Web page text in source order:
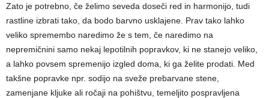
Zato je potrebno, če želimo seveda doseči red in harmonijo, tudi
rastline izbrati tako, da bodo barvno usklajene. Prav tako lahko
veliko spremembo naredimo že s tem, če naredimo na
nepremičnini samo nekaj lepotilnih popravkov, ki ne stanejo veliko,
a lahko povsem spremenijo izgled doma, ki ga želite prodati. Med
takšne popravke npr. sodijo na sveže prebarvane stene,
zamenjane kljuke ali ročaji na pohištvu, temeljito pospravljena